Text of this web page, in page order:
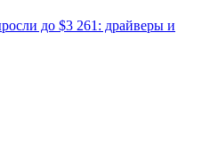
до $3 261: драйверы и